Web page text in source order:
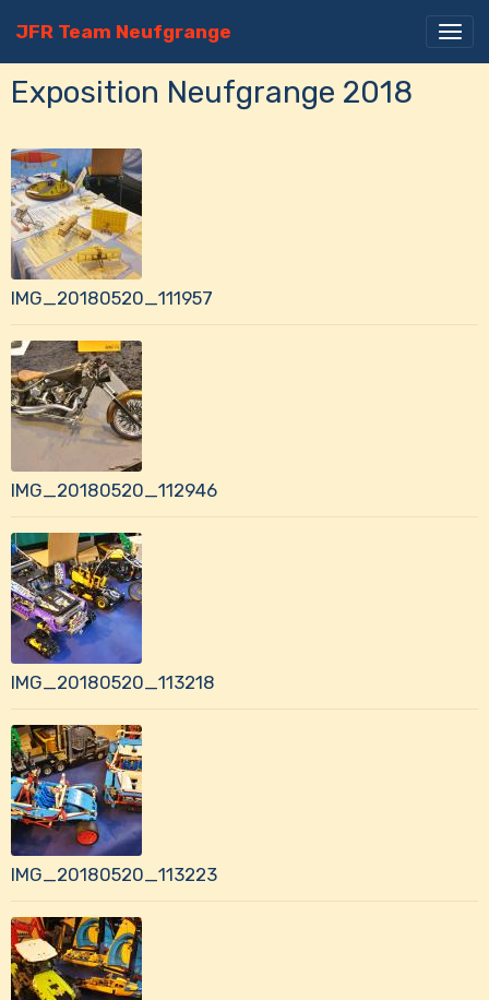
JFR Team Neufgrange
Exposition Neufgrange 2018
IMG_20180520_111957
IMG_20180520_112946
IMG_20180520_113218
IMG_20180520_113223